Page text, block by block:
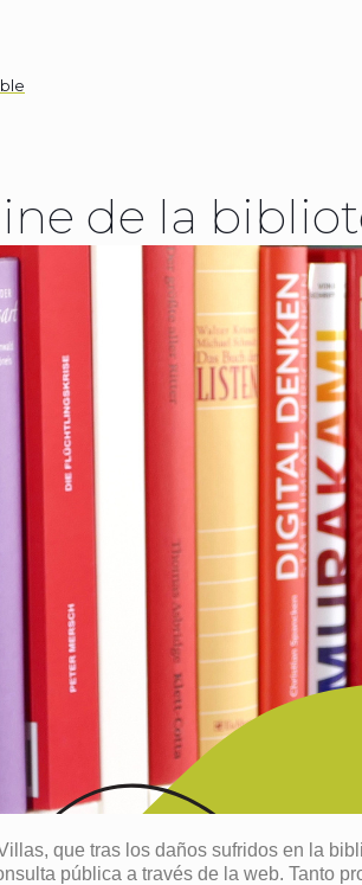
de la
que tras los daños sufridos en la
pública a través de la web. Tanto